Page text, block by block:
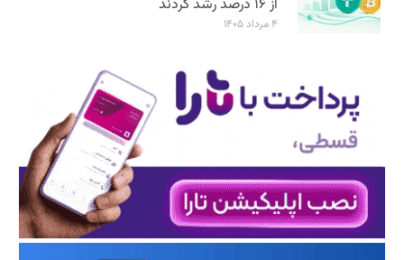
از ۱۶ درصد رشد کردند
۴ مرداد ۱۴۰۵